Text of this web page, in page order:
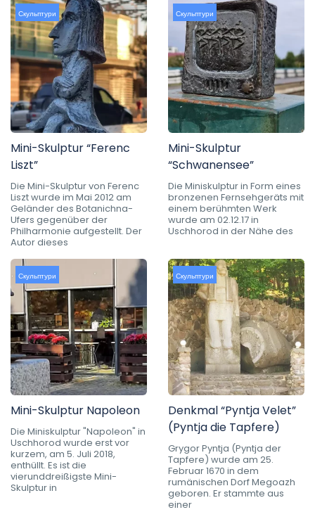
Скульптури
Mini-Skulptur “Ferenc
Liszt”
Die Mini-Skulptur von Ferenc
Liszt wurde im Mai 2012 am
Geländer des Botanichna-
Ufers gegenüber der
Philharmonie aufgestellt. Der
Autor dieses
Скульптури
Mini-Skulptur
“Schwanensee”
Die Miniskulptur in Form eines
bronzenen Fernsehgeräts mit
einem berühmten Werk
wurde am 02.12.17 in
Uschhorod in der Nähe des
Скульптури
Mini-Skulptur Napoleon
Die Miniskulptur "Napoleon" in
Uschhorod wurde erst vor
kurzem, am 5. Juli 2018,
enthüllt. Es ist die
vierunddreißigste Mini-
Skulptur in
Скульптури
Denkmal “Pyntja Velet”
(Pyntja die Tapfere)
Grygor Pyntja (Pyntja der
Tapfere) wurde am 25.
Februar 1670 in dem
rumänischen Dorf Megoazh
geboren. Er stammte aus
einer